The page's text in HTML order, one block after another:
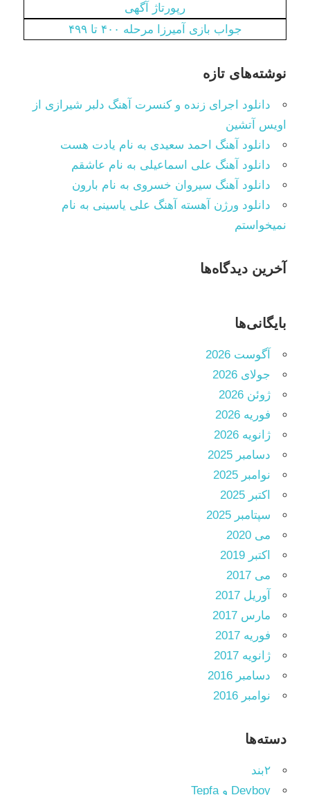
رپورتاژ آگهی
جواب بازی آمیرزا مرحله ۴۰۰ تا ۴۹۹
نوشته‌های تازه
دانلود اجرای زنده و کنسرت آهنگ دلبر شیرازی از
اویس آتشین
دانلود آهنگ احمد سعیدی به نام یادت هست
دانلود آهنگ علی اسماعیلی به نام عاشقم
دانلود آهنگ سیروان خسروی به نام بارون
دانلود ورژن آهسته آهنگ علی یاسینی به نام
نمیخواستم
آخرین دیدگاه‌ها
بایگانی‌ها
آگوست 2026
جولای 2026
ژوئن 2026
فوریه 2026
ژانویه 2026
دسامبر 2025
نوامبر 2025
اکتبر 2025
سپتامبر 2025
می 2020
اکتبر 2019
می 2017
آوریل 2017
مارس 2017
فوریه 2017
ژانویه 2017
دسامبر 2016
نوامبر 2016
دسته‌ها
۲بند
Devboy و Tepfa